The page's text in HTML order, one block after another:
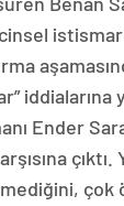
Ender
çıktı.